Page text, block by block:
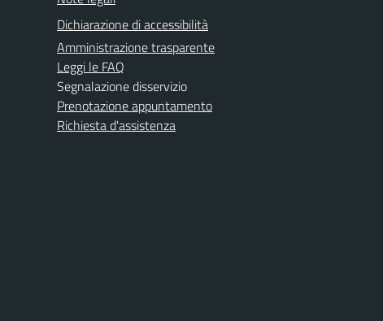
Dichiarazione di accessibilità
Amministrazione trasparente
Leggi le FAQ
Segnalazione disservizio
Prenotazione appuntamento
Richiesta d'assistenza